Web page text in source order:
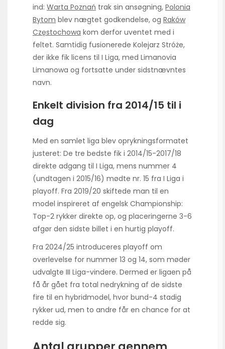
ind: Warta Poznań trak sin ansøgning, Polonia
Bytom blev nægtet godkendelse, og Raków
Częstochowa kom derfor uventet med i
feltet. Samtidig fusionerede Kolejarz Stróże,
der ikke fik licens til I Liga, med Limanovia
Limanowa og fortsatte under sidstnævntes
navn.
Enkelt division fra 2014/15 til i
dag
Med en samlet liga blev oprykningsformatet
justeret: De tre bedste fik i 2014/15-2017/18
direkte adgang til I Liga, mens nummer 4
(undtagen i 2015/16) mødte nr. 15 fra I Liga i
playoff. Fra 2019/20 skiftede man til en
model inspireret af engelsk Championship:
Top-2 rykker direkte op, og placeringerne 3-6
afgør den sidste billet i en hurtig playoff.
Fra 2024/25 introduceres playoff om
overlevelse for nummer 13 og 14, som møder
udvalgte III Liga-vindere. Dermed er ligaen på
få år gået fra total nedrykning af de sidste
fire til en hybridmodel, hvor bund-4 stadig
rykker ud, men to andre får en chance for at
redde sig.